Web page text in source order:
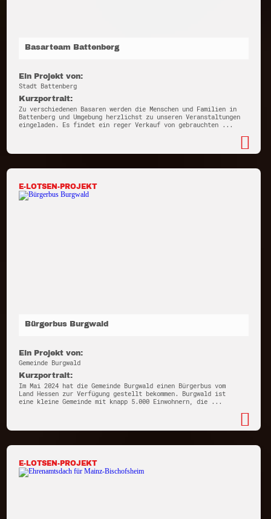
Basarteam Battenberg
Ein Projekt von:
Stadt Battenberg
Kurzportrait:
Zu verschiedenen Basaren werden die Menschen und Familien in
Battenberg und Umgebung herzlichst zu unseren Veranstaltungen
eingeladen. Es findet ein reger Verkauf von gebrauchten ...
E-LOTSEN-PROJEKT
Bürgerbus Burgwald
Ein Projekt von:
Gemeinde Burgwald
Kurzportrait:
Im Mai 2024 hat die Gemeinde Burgwald einen Bürgerbus vom
Land Hessen zur Verfügung gestellt bekommen. Burgwald ist
eine kleine Gemeinde mit knapp 5.000 Einwohnern, die ...
E-LOTSEN-PROJEKT